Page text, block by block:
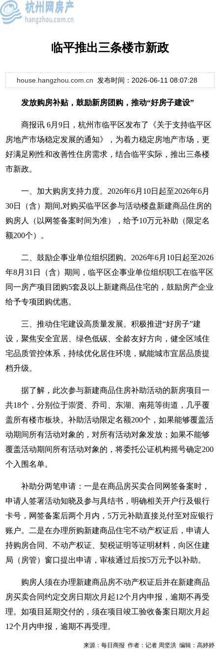
临平推出三条楼市新政
house.hangzhou.com.cn 发布时间：2026-06-11 08:07:28
发放购房补贴，鼓励新房团购，推动“好房子建设”
商报讯 6月9日，杭州市临平区发布了《关于支持临平区
房地产市场稳定发展的通知》，为着力稳定房地产市场，更
好满足刚性和改善性住房需求，结合临平实际，推出三条楼
市新政。
一、加大购房支持力度。2026年6月10日起至2026年6月
30日（含）期间,对购买临平区参与活动楼盘新建商品住房的
购房人（以网签备案时间为准），给予10万元补助（限定名
额200个）。
二、鼓励企事业单位组织团购。2026年6月10日起至2026
年8月31日（含）期间，临平区企事业单位组织职工在临平区
同一房产项目团购5套及以上新建商品住宅的，鼓励房产企业
给予专项团购优惠。
三、推动住宅建设高质量发展。积极推进“好房子”建
设，聚焦安全宜居、绿色低碳、全龄友好方向，健全区域住
宅品质管控体系，持续优化居住环境，赋能城市宜居品质提
档升级。
据了解，此次参与新建商品住房补助活动的新房项目一
共18个，分别位于崇贤、乔司、东湖、南苑等街道，几乎覆
盖所有楼市板块。补助活动限定名额200个，如果能够覆盖活
动期间所有活动对象的，对所有活动对象发放；如果不能够
覆盖活动期间所有活动对象的，将委托公证机构摇号确定200
个入围名单。
补助分两笔申请：一是在商品房买卖合同网签备案时，
申请人签署活动知晓及参与具结书，明确相关开户行及银行
卡号，网签备案后两个月内，5万元补助直接兑付至对应银行
账户。二是在办理所购新建商品住宅不动产权证后，申请人
持购房合同、不动产权证、契税证明等证明材料，向区住建
局（房管）窗口提出申请，审核通过后按5万元予以补助。
购房人须在办理新建商品房不动产权证后并在新建商品
房买卖合同约定交房日期次月起12个月内申报，逾期不再受
理。如项目延期交付的，须在项目竣工验收备案日期次月起
12个月内申报，逾期不再受理。
来源：每日商报 作者：记者 周坚洪 编辑：高婷婷